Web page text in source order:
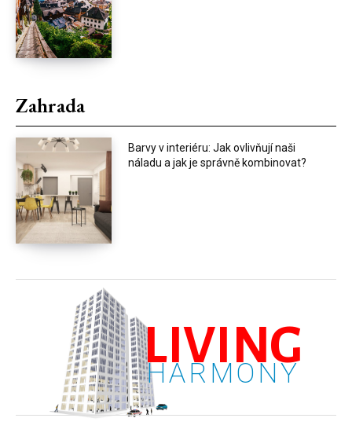
Zahrada
Barvy v interiéru: Jak ovlivňují naši
náladu a jak je správně kombinovat?
LIVING
HARMONY